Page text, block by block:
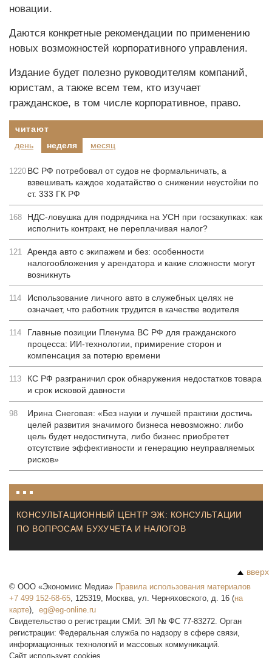
новации.
Даются конкретные рекомендации по применению
новых возможностей корпоративного управления.
Издание будет полезно руководителям компаний,
юристам, а также всем тем, кто изучает
гражданское, в том числе корпоративное, право.
читают
день
неделя месяц
1220 ВС РФ потребовал от судов не формальничать, а
взвешивать каждое ходатайство о снижении неустойки по
ст. 333 ГК РФ
168
НДС-ловушка для подрядчика на УСН при госзакупках: как
исполнить контракт, не переплачивая налог?
121 Аренда авто с экипажем и без: особенности
налогообложения у арендатора и какие сложности могут
возникнуть
114
Использование личного авто в служебных целях не
означает, что работник трудится в качестве водителя
114
Главные позиции Пленума ВС РФ для гражданского
процесса: ИИ-технологии, примирение сторон и
компенсация за потерю времени
113
КС РФ разграничил срок обнаружения недостатков товара
и срок исковой давности
98
Ирина Снеговая: «Без науки и лучшей практики достичь
целей развития значимого бизнеса невозможно: либо
цель будет недостигнута, либо бизнес приобретет
отсутствие эффективности и генерацию неуправляемых
рисков»
КОНСУЛЬТАЦИОННЫЙ ЦЕНТР ЭЖ: КОНСУЛЬТАЦИИ
ПО ВОПРОСАМ БУХУЧЕТА И НАЛОГОВ
вверх
© ООО «Экономикс Медиа» Правила использования материалов
+7 499 152-68-65, 125319, Москва, ул. Черняховского, д. 16 (на
карте),
Свидетельство о регистрации СМИ: ЭЛ № ФС 77-83272. Орган
регистрации: Федеральная служба по надзору в сфере связи,
информационных технологий и массовых коммуникаций.
Сайт использует cookies.